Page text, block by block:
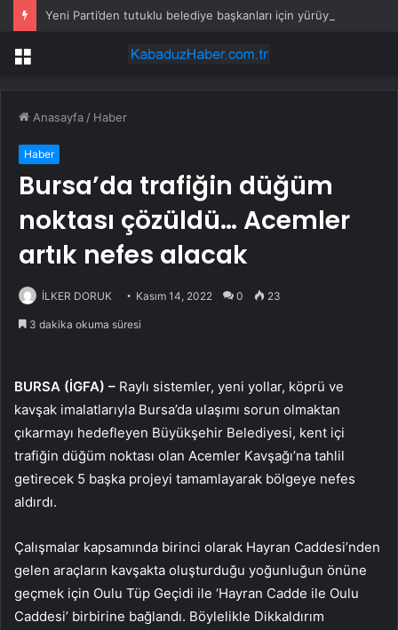
Menü
Anasayfa / Haber
Haber
Bursa’da trafiğin düğüm
noktası çözüldü… Acemler
artık nefes alacak
İLKER DORUK Kasım 14, 2022 0 23
3 dakika okuma süresi
BURSA (İGFA) – Raylı sistemler, yeni yollar, köprü ve
kavşak imalatlarıyla Bursa’da ulaşımı sorun olmaktan
çıkarmayı hedefleyen Büyükşehir Belediyesi, kent içi
trafiğin düğüm noktası olan Acemler Kavşağı’na tahlil
getirecek 5 başka projeyi tamamlayarak bölgeye nefes
aldırdı.
Çalışmalar kapsamında birinci olarak Hayran Caddesi’nden
gelen araçların kavşakta oluşturduğu yoğunluğun önüne
geçmek için Oulu Tüp Geçidi ile ‘Hayran Cadde ile Oulu
Caddesi’ birbirine bağlandı. Böylelikle Dikkaldırım